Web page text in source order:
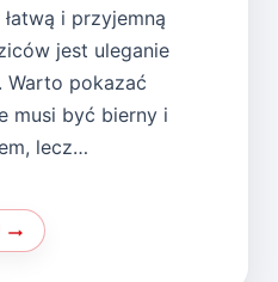
i przyjemną
jest uleganie
Warto pokazać
musi być bierny i
lecz…